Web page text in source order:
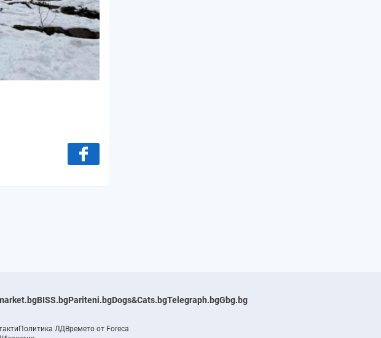
BISS.bgPariteni.bgDogs&Cats.bgTelegraph.bgGbg.bg
Политика ЛДВремето от Foreca